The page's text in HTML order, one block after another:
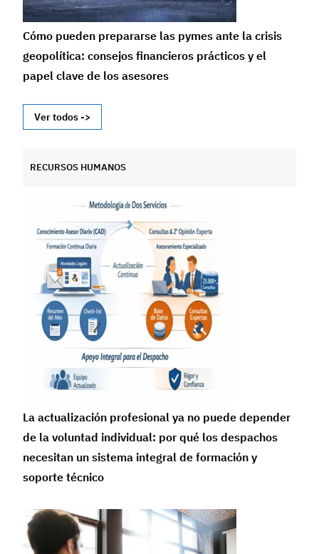
Cómo pueden prepararse las pymes ante la crisis
geopolítica: consejos financieros prácticos y el
papel clave de los asesores
Ver todos ->
RECURSOS HUMANOS
La actualización profesional ya no puede depender
de la voluntad individual: por qué los despachos
necesitan un sistema integral de formación y
soporte técnico